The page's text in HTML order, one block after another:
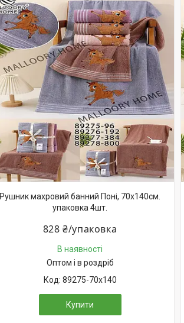
Рушник махровий банний Поні, 70х140см.
упаковка 4шт.
828 ₴/упаковка
В наявності
Оптом і в роздріб
89275-70х140
Купити